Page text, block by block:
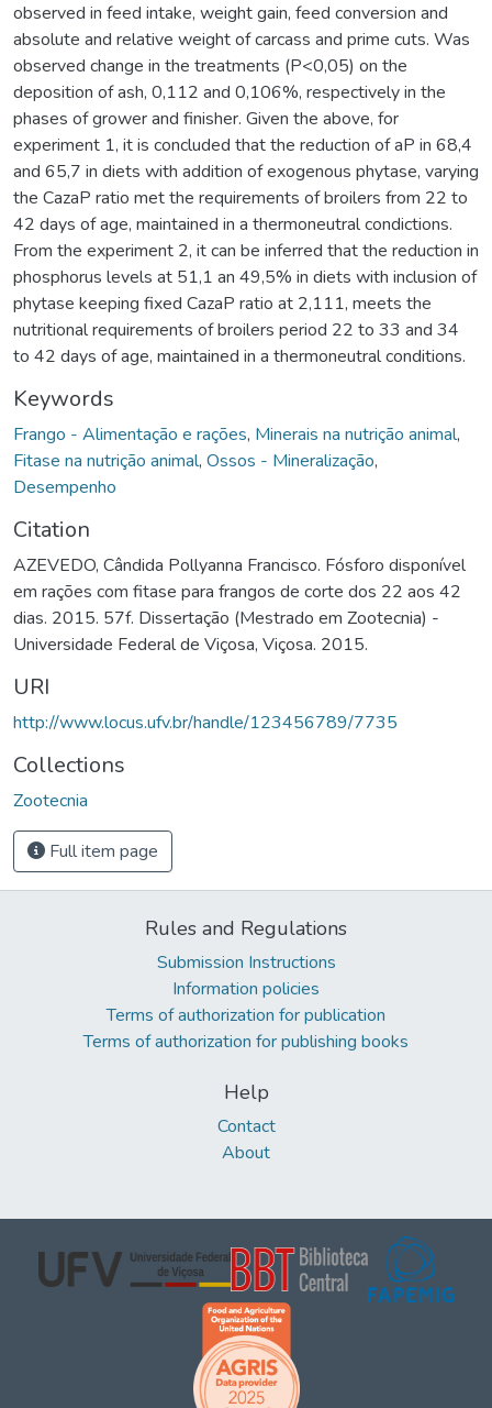
observed in feed intake, weight gain, feed conversion and
absolute and relative weight of carcass and prime cuts. Was
observed change in the treatments (P<0,05) on the
deposition of ash, 0,112 and 0,106%, respectively in the
phases of grower and finisher. Given the above, for
experiment 1, it is concluded that the reduction of aP in 68,4
and 65,7 in diets with addition of exogenous phytase, varying
the CazaP ratio met the requirements of broilers from 22 to
42 days of age, maintained in a thermoneutral condictions.
From the experiment 2, it can be inferred that the reduction in
phosphorus levels at 51,1 an 49,5% in diets with inclusion of
phytase keeping fixed CazaP ratio at 2,111, meets the
nutritional requirements of broilers period 22 to 33 and 34
to 42 days of age, maintained in a thermoneutral conditions.
Keywords
Frango - Alimentação e rações, Minerais na nutrição animal,
Fitase na nutrição animal, Ossos - Mineralização,
Desempenho
Citation
AZEVEDO, Cândida Pollyanna Francisco. Fósforo disponível
em rações com fitase para frangos de corte dos 22 aos 42
dias. 2015. 57f. Dissertação (Mestrado em Zootecnia) -
Universidade Federal de Viçosa, Viçosa. 2015.
URI
http://www.locus.ufv.br/handle/123456789/7735
Collections
Zootecnia
Full item page
Rules and Regulations
Submission Instructions
Information policies
Terms of authorization for publication
Terms of authorization for publishing books
Help
Contact
About